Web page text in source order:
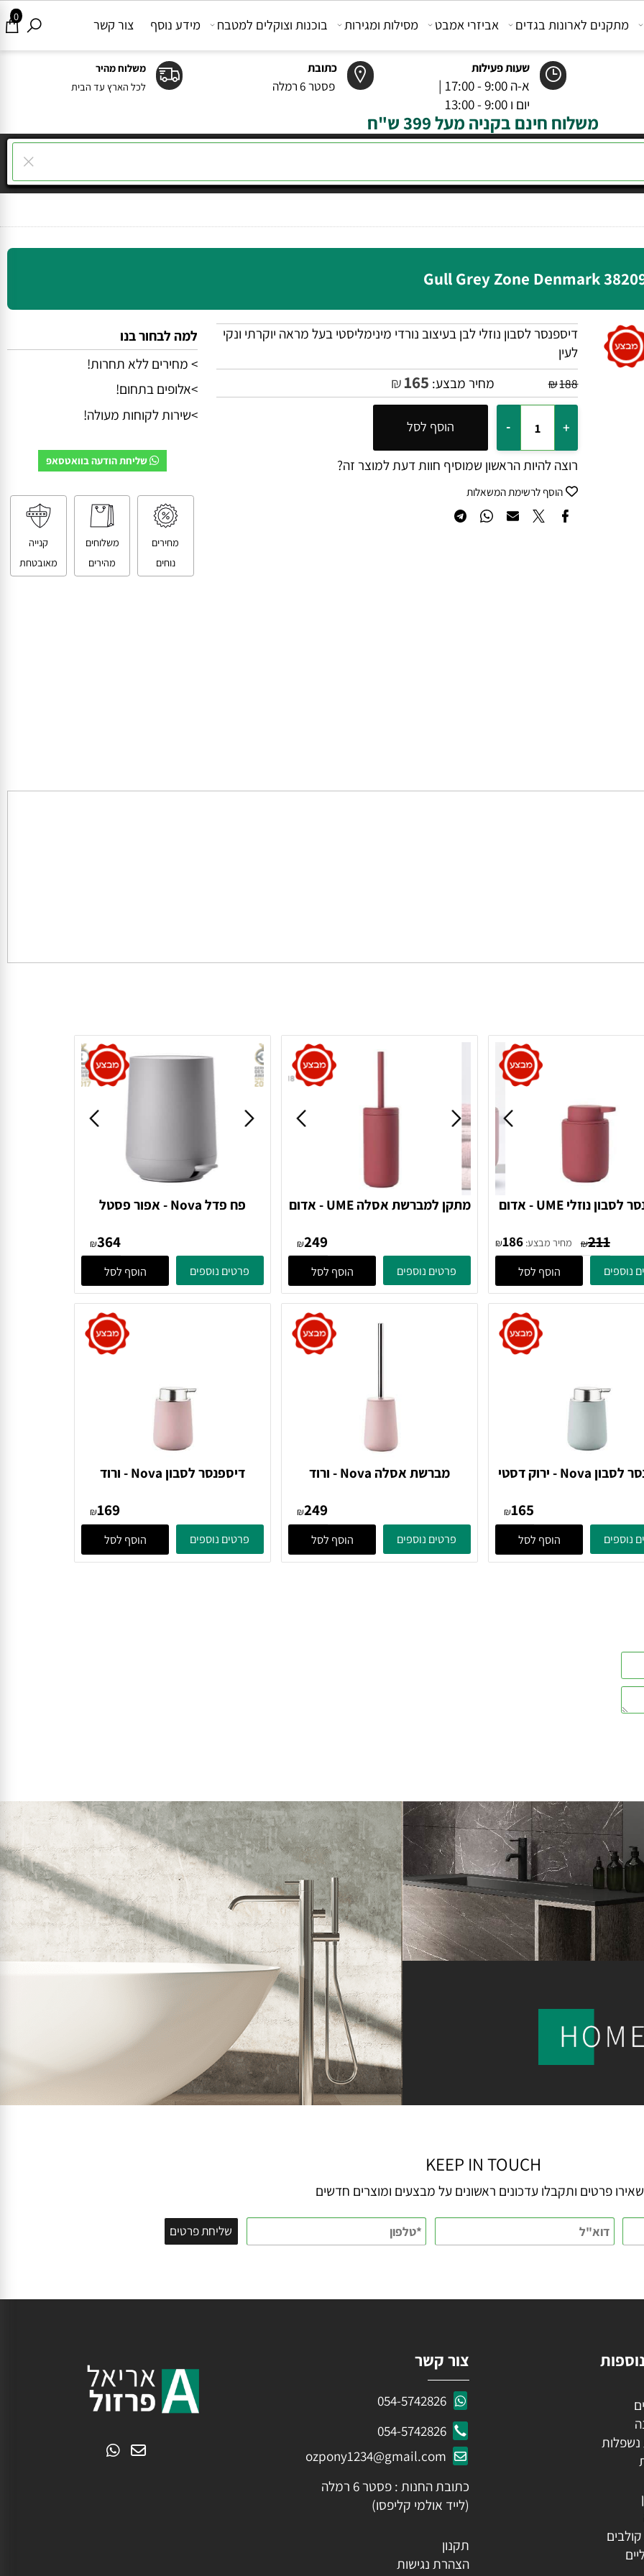
שעות פעילות
א-ה 9:00 - 17:00 |
יום ו 9:00 - 13:00
כתובת
פסטר 6 רמלה
משלוח מהיר
לכל הארץ עד הבית
0 לארונות בגדים אביזרי אמבט מסילות ומגירות בוכנות וצוקלים למטבח מידע נוסף צור קשר
משלוח חינם בקניה מעל 399 ש"ח
דיספנסר לסבון נוזלי לבן בעיצוב נורדי מינימליסטי בעל מראה יוקרתי ונקי
₪ מחיר מבצע: ₪165
רוצה להיות הראשון שמוסיף חוות דעת למוצר זה?
הוסף לרשימת המשאלות
למה לבחור בנו
>אלופים בתחום!
מחירים משלוחים קנייה
דיספנסר לסבון נוזלי UME - אדום
₪211 מחיר מבצע: ₪186
הוסף לסל
מתקן למברשת אסלה UME - אדום
381081 Zone Denmark
₪249
הוסף לסל
פח פדל Nova - אפור פסטל
381200 Gull Grey Zone
Denmark
₪364
הוסף לסל
דיספנסר לסבון Nova - ירוק דסטי מברשת אסלה Nova - ורוד
352016 Zone Denmark
דיספנסר לסבון Nova - ורוד
352013 Zone Denmark
צור קשר
054-5742826
ozpony1234@gmail.com